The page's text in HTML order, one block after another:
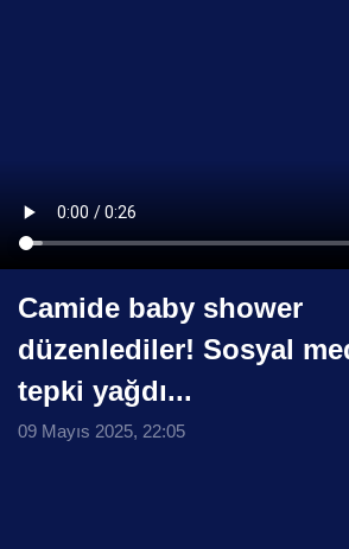
Camide baby shower
düzenlediler! Sosyal
tepki yağdı...
09 Mayıs 2025, 22:05